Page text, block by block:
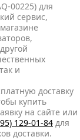
00225) для
сервис,
и
доставку
купить
на сайте или
129-01-84 для
доставки.